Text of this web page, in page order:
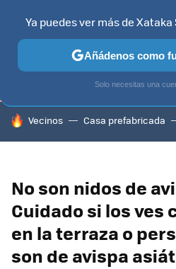
TELEVISORES CONTENIDOS
HOY SE HABLA DE
Vecinos Casa prefabricada
No son nidos de
Cuidado si los ves
en la terraza o
son de avispa
Ya puedes ver más de
Añádenos como
Solo necesitas una